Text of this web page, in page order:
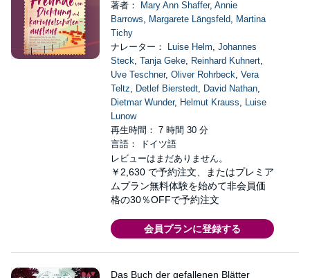
著者： Mary Ann Shaffer, Annie
Barrows, Margarete Längsfeld, Martina
Tichy
ナレーター：
Luise Helm, Johannes
Steck, Tanja Geke, Reinhard Kuhnert,
Uve Teschner, Oliver Rohrbeck, Vera
Teltz, Detlef Bierstedt, David Nathan,
Dietmar Wunder, Helmut Krauss, Luise
Lunow
再生時間： 7 時間 30 分
言語： ドイツ語
レビューはまだありません。
￥2,630 で予約注文、またはプレミア
ムプラン無料体験を始めて非会員価
格の30％OFFで予約注文
会員プランに登録する
Das Buch der gefallenen Blätter